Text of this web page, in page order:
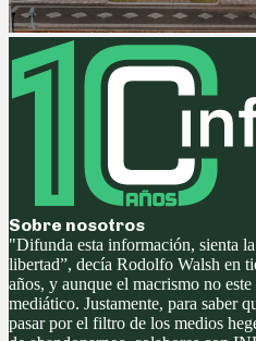
Sobre nosotros
"Difunda esta información, sienta
libertad”, decía Rodolfo Walsh en
años, y aunque el macrismo no
mediático. Justamente, para saber
pasar por el filtro de los medios